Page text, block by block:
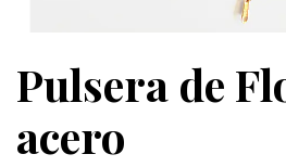
Pulsera de
acero